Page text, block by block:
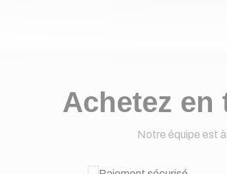
Achetez en
Notre équipe est